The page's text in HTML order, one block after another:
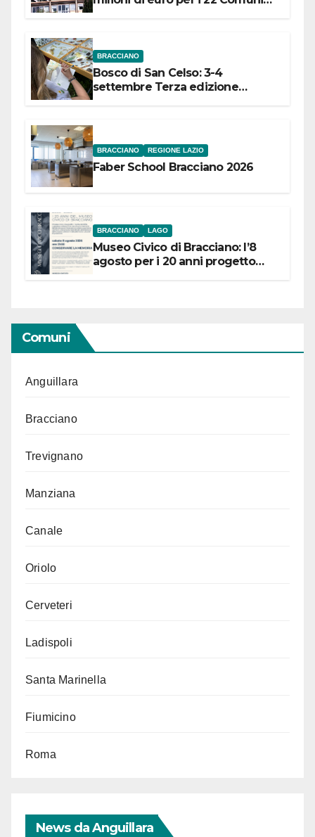
BRACCIANO
Bosco di San Celso: 3-4
settembre Terza edizione
BRACCIANO REGIONE LAZIO
Faber School Bracciano 2026
BRACCIANO LAGO
Museo Civico di Bracciano: l’8
agosto per i 20 anni progetto
Comuni
Anguillara
Bracciano
Trevignano
Manziana
Canale
Oriolo
Cerveteri
Ladispoli
Santa Marinella
Fiumicino
Roma
News da Anguillara